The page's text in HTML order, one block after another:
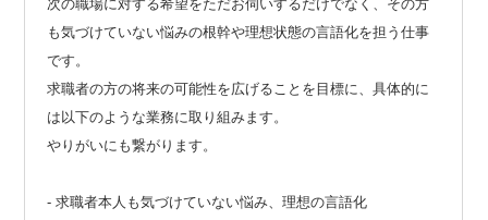
次の職場に対する希望をただお伺いするだけでなく、その方
も気づけていない悩みの根幹や理想状態の言語化を担う仕事
です。
求職者の方の将来の可能性を広げることを目標に、具体的に
は以下のような業務に取り組みます。
やりがいにも繋がります。
- 求職者本人も気づけていない悩み、理想の言語化